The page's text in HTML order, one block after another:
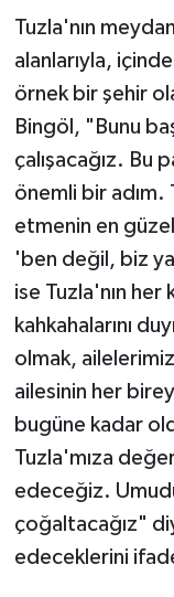
Tuzla'nın
alanlarıyla,
örnek bir şehir
Bingöl, "Bunu
çalışacağız. Bu
önemli bir
etmenin en
'ben değil, biz
ise Tuzla'nın her
kahkahalarını
olmak,
ailesinin her
bugüne kadar
Tuzla'mıza
edeceğiz.
çoğaltacağız"
edeceklerini